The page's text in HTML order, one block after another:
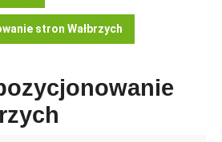
stron Wałbrzych